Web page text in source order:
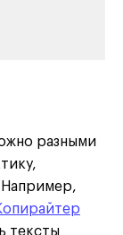
разными
Например,
тексты